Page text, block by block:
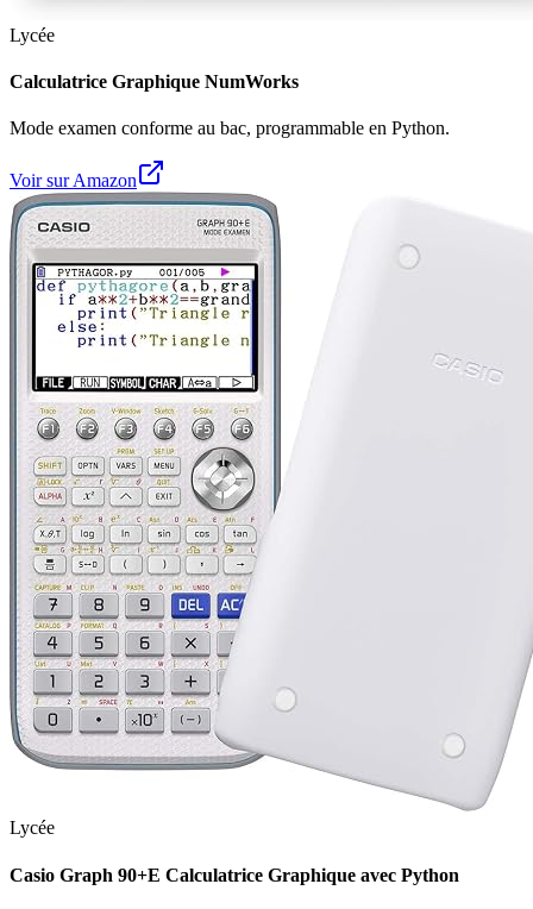
Lycée
Calculatrice Graphique NumWorks
Mode examen conforme au bac, programmable en Python.
Voir sur Amazon
Lycée
Casio Graph 90+E Calculatrice Graphique avec Python